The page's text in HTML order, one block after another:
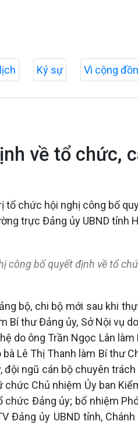
Ký sự Vì cộng
về tổ chức,
tổ chức hội nghị công bố
trực Đảng ủy UBND tỉnh
bố quyết định về tổ
bộ, chi bộ mới sau khi
Bí thư Đảng ủy, Sở Nội vụ
do ông Trần Ngọc Lân
Lê Thị Thanh làm Bí thư
ngũ cán bộ chuyên
Chủ nhiệm Ủy ban
Đảng ủy; bổ nhiệm
Đảng ủy UBND tỉnh,